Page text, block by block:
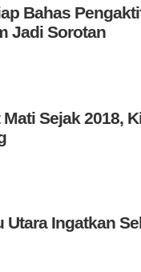
Bahas
Jadi Sorotan
Sejak 2018,
Utara Ingatkan